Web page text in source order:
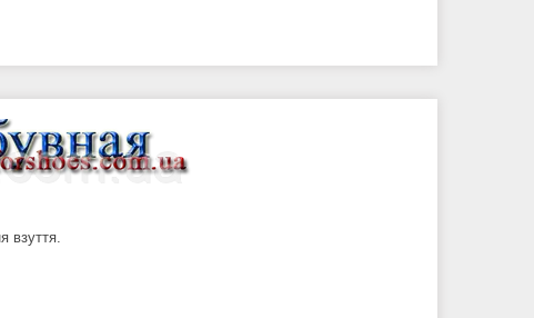
взуття.